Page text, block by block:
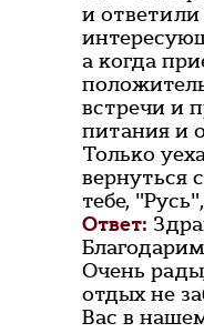
и ответили
а когда
встречи и
питания и
Только
вернуться
тебе,
Ответ:
Очень
отдых не
Вас в